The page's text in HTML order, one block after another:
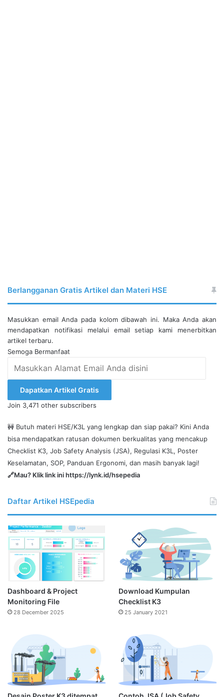
Berlangganan Gratis Artikel dan Materi HSE
Masukkan email Anda pada kolom dibawah ini. Maka Anda akan
mendapatkan notifikasi melalui email setiap kami menerbitkan
artikel terbaru.
Semoga Bermanfaat
Alamat
Anda
disini
Dapatkan Artikel Gratis
Join 3,471 other subscribers
🚧 Butuh materi HSE/K3L yang lengkap dan siap pakai? Kini Anda
bisa mendapatkan ratusan dokumen berkualitas yang mencakup
Checklist K3, Job Safety Analysis (JSA), Regulasi K3L, Poster
Keselamatan, SOP, Panduan Ergonomi, dan masih banyak lagi!
🔗Mau? Klik link inihttps://lynk.id/hsepedia
Daftar Artikel HSEpedia
Dashboard & Project
Monitoring File
28 December 2025
Download Kumpulan
Checklist K3
25 January 2021